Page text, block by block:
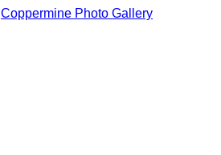
Coppermine Photo Gallery